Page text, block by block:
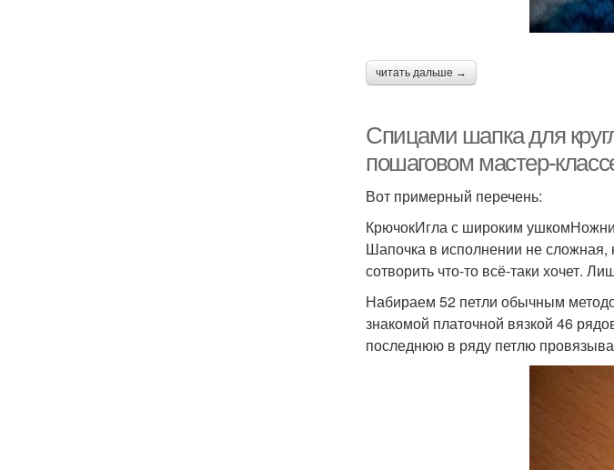
читать дальше →
Спицами шапка для
пошаговом мастер-
Вот примерный перечень:
КрючокИгла с широким
Шапочка в исполнении не сложная,
сотворить что-то всё-таки хочет.
Набираем 52 петли обычным
знакомой платочной вязкой 46
последнюю в ряду петлю